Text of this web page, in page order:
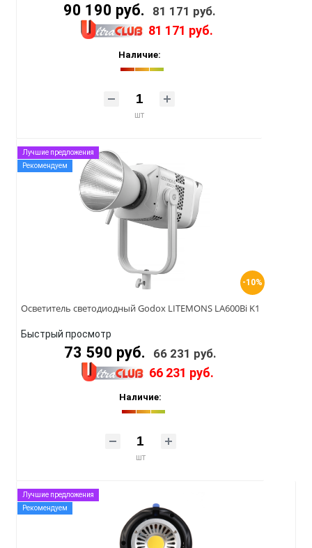
90 190 руб. 81 171 руб.
81 171 руб.
Наличие:
шт
-10%
Лучшие предложения
Рекомендуем
Осветитель светодиодный Godox LITEMONS LA600Bi K1
Быстрый просмотр
73 590 руб. 66 231 руб.
66 231 руб.
Наличие:
шт
Лучшие предложения
Рекомендуем